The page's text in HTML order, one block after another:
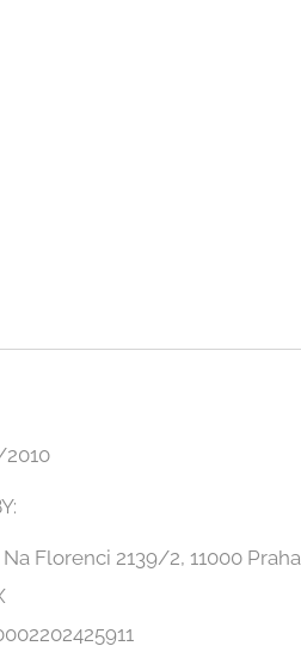
2010
Na Florenci 2139/2, 11000 Praha